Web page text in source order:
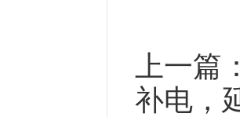
上一篇
补电，